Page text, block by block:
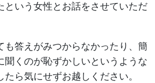
という女性とお話をさせていただ
も答えがみつからなかったり、簡
聞くのが恥ずかしいというような
たら気にせずお越しください。